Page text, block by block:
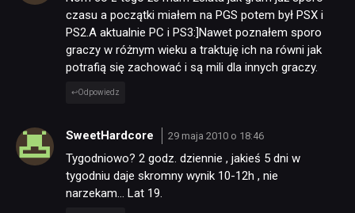
czasu a początki miałem na PGS potem był PSX i
PS2.A aktualnie PC i PS3:]Nawet poznałem sporo
graczy w różnym wieku a traktuję ich na równi jak
potrafią się zachować i są mili dla innych graczy.
Odpowiedz
SweetHardcore 29 maja 2010 o 18:46
Tygodniowo? 2 godz. dziennie , jakieś 5 dni w
tygodniu daje skromny wynik 10-12h , nie
narzekam… Lat 19.